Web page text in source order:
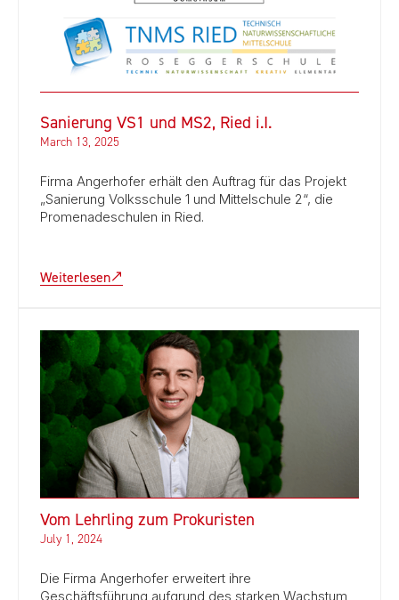
Sanierung VS1 und MS2, Ried i.I.
March 13, 2025
Firma Angerhofer erhält den Auftrag für das Projekt
„Sanierung Volksschule 1 und Mittelschule 2“, die
Promenadeschulen in Ried.
Weiterlesen
Vom Lehrling zum Prokuristen
July 1, 2024
Die Firma Angerhofer erweitert ihre
Geschäftsführung aufgrund des starken Wachstum